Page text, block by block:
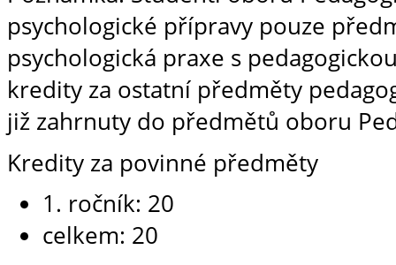
psychologické přípravy pouze
psychologická praxe s
kredity za ostatní předměty
již zahrnuty do předmětů oboru
Kredity za povinné předměty
1. ročník: 20
celkem: 20